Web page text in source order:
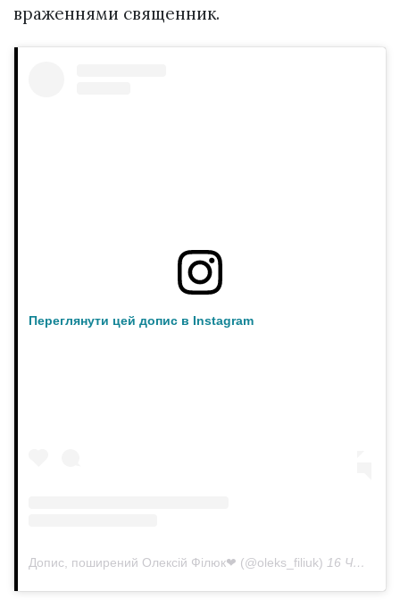
враженнями священник.
Переглянути цей допис в Instagram
Допис, поширений Олексій Філюк❤ (@oleks_filiuk) 16 Чер 2020 р. о 10:50 PDT